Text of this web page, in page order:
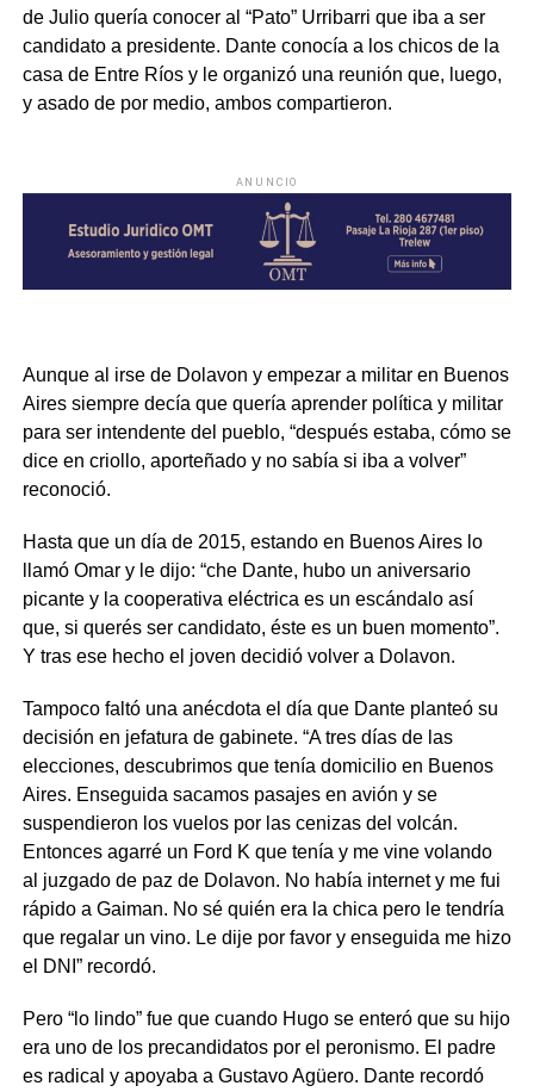
de Julio quería conocer al “Pato” Urribarri que iba a ser
candidato a presidente. Dante conocía a los chicos de la
casa de Entre Ríos y le organizó una reunión que, luego,
y asado de por medio, ambos compartieron.
ANUNCIO
Aunque al irse de Dolavon y empezar a militar en Buenos
Aires siempre decía que quería aprender política y militar
para ser intendente del pueblo, “después estaba, cómo se
dice en criollo, aporteñado y no sabía si iba a volver”
reconoció.
Hasta que un día de 2015, estando en Buenos Aires lo
llamó Omar y le dijo: “che Dante, hubo un aniversario
picante y la cooperativa eléctrica es un escándalo así
que, si querés ser candidato, éste es un buen momento”.
Y tras ese hecho el joven decidió volver a Dolavon.
Tampoco faltó una anécdota el día que Dante planteó su
decisión en jefatura de gabinete. “A tres días de las
elecciones, descubrimos que tenía domicilio en Buenos
Aires. Enseguida sacamos pasajes en avión y se
suspendieron los vuelos por las cenizas del volcán.
Entonces agarré un Ford K que tenía y me vine volando
al juzgado de paz de Dolavon. No había internet y me fui
rápido a Gaiman. No sé quién era la chica pero le tendría
que regalar un vino. Le dije por favor y enseguida me hizo
el DNI” recordó.
Pero “lo lindo” fue que cuando Hugo se enteró que su hijo
era uno de los precandidatos por el peronismo. El padre
es radical y apoyaba a Gustavo Agüero. Dante recordó